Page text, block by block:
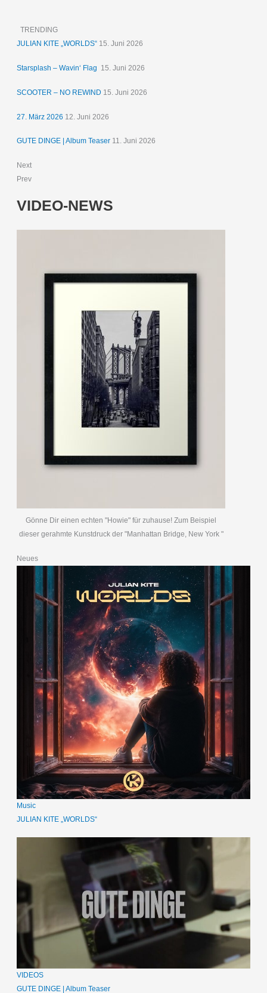
TRENDING
JULIAN KITE „WORLDS“ 15. Juni 2026
Starsplash – Wavin‘ Flag 15. Juni 2026
SCOOTER – NO REWIND 15. Juni 2026
27. März 2026 12. Juni 2026
GUTE DINGE | Album Teaser 11. Juni 2026
Next
Prev
VIDEO-NEWS
Gönne Dir einen echten "Howie" für zuhause! Zum Beispiel
dieser gerahmte Kunstdruck der "Manhattan Bridge, New York "
Neues
Music
JULIAN KITE „WORLDS“
VIDEOS
GUTE DINGE | Album Teaser